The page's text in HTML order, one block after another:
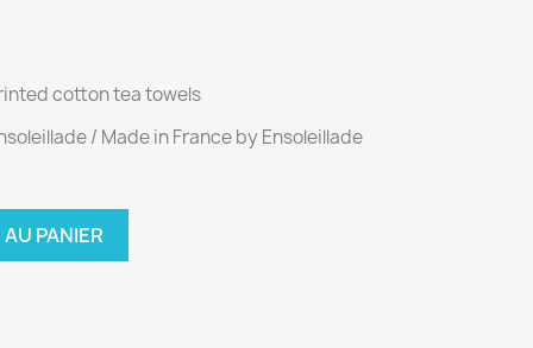
cotton tea towels
/ Made in France by Ensoleillade
PANIER